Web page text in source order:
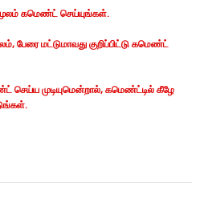
மூலம் கமெண்ட் செய்யுங்கள்.
பேரை மட்டுமாவது குறிப்பிட்டு கமெண்ட்
செய்ய முடியுமென்றால், கமெண்ட்டில் கீழே